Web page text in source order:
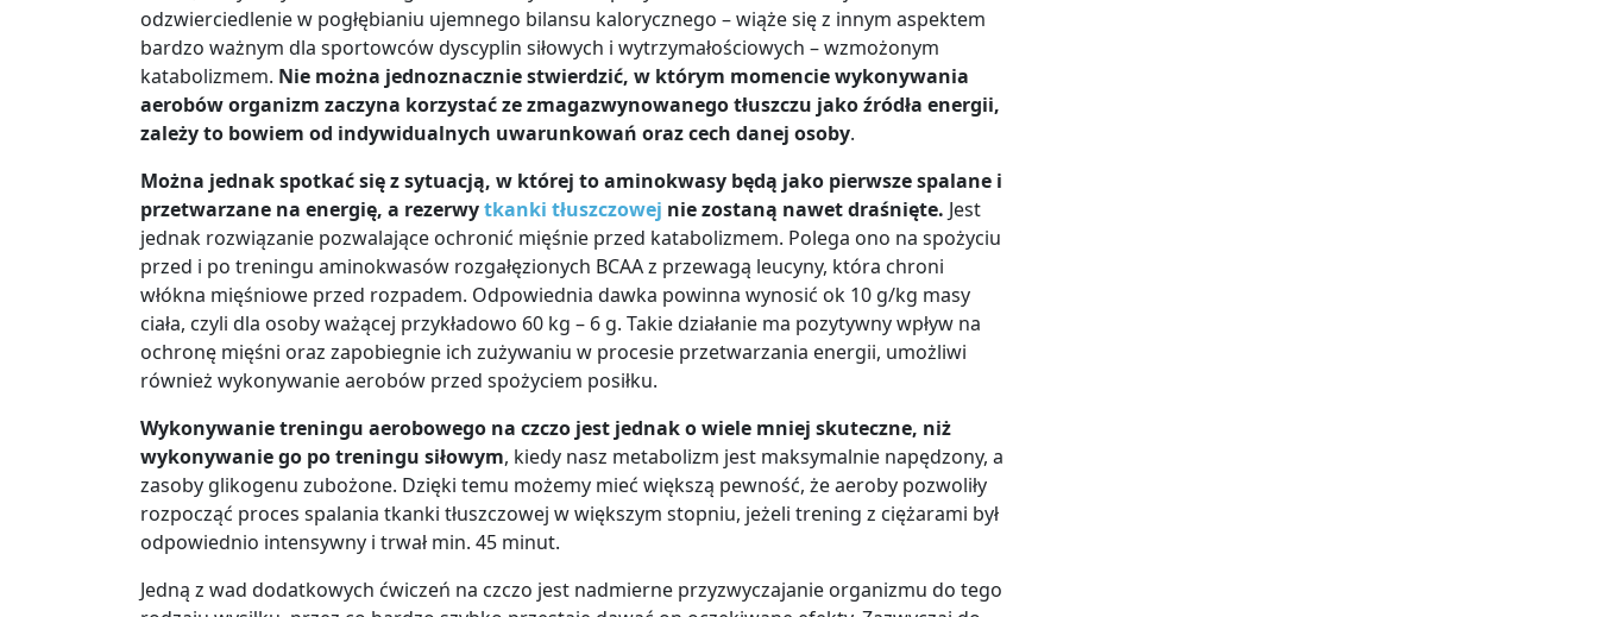
odzwierciedlenie w pogłębianiu ujemnego bilansu kalorycznego – wiąże się z innym aspektem
bardzo ważnym dla sportowców dyscyplin siłowych i wytrzymałościowych – wzmożonym
katabolizmem. Nie można jednoznacznie stwierdzić, w którym momencie wykonywania
aerobów organizm zaczyna korzystać ze zmagazwynowanego tłuszczu jako źródła energii,
zależy to bowiem od indywidualnych uwarunkowań oraz cech danej osoby.
Można jednak spotkać się z sytuacją, w której to aminokwasy będą jako pierwsze spalane i
przetwarzane na energię, a rezerwytkanki tłuszczowej nie zostaną nawet draśnięte. Jest
jednak rozwiązanie pozwalające ochronić mięśnie przed katabolizmem. Polega ono na spożyciu
przed i po treningu aminokwasów rozgałęzionych BCAA z przewagą leucyny, która chroni
włókna mięśniowe przed rozpadem. Odpowiednia dawka powinna wynosić ok 10 g/kg masy
ciała, czyli dla osoby ważącej przykładowo 60 kg – 6 g. Takie działanie ma pozytywny wpływ na
ochronę mięśni oraz zapobiegnie ich zużywaniu w procesie przetwarzania energii, umożliwi
również wykonywanie aerobów przed spożyciem posiłku.
Wykonywanie treningu aerobowego na czczo jest jednak o wiele mniej skuteczne, niż
wykonywanie go po treningu siłowym, kiedy nasz metabolizm jest maksymalnie napędzony, a
zasoby glikogenu zubożone. Dzięki temu możemy mieć większą pewność, że aeroby pozwoliły
rozpocząć proces spalania tkanki tłuszczowej w większym stopniu, jeżeli trening z ciężarami był
odpowiednio intensywny i trwał min. 45 minut.
Jedną z wad dodatkowych ćwiczeń na czczo jest nadmierne przyzwyczajanie organizmu do tego